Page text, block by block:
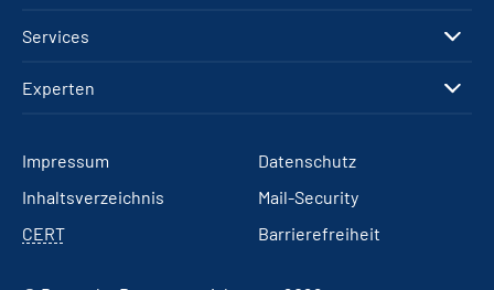
Services
Experten
Impressum
Datenschutz
Inhaltsverzeichnis
Mail-Security
CERT
Barrierefreiheit